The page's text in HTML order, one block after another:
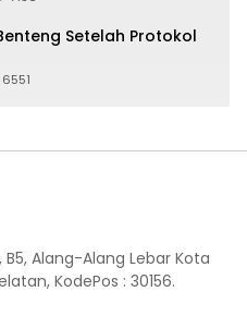
Setelah Protokol
6551
Alang-Alang Lebar Kota
KodePos : 30156.